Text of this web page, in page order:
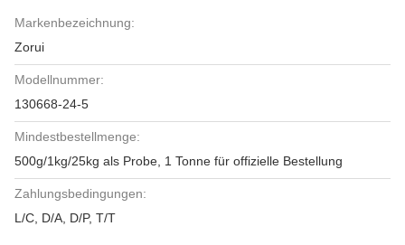
Markenbezeichnung:
Zorui
Modellnummer:
130668-24-5
Mindestbestellmenge:
500g/1kg/25kg als Probe, 1 Tonne für offizielle Bestellung
Zahlungsbedingungen:
L/C, D/A, D/P, T/T